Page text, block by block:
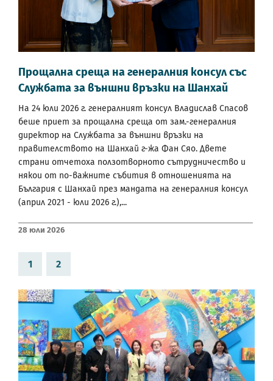
Прощална среща на генералния консул със
Службата за външни връзки на Шанхай
На 24 юли 2026 г. генералният консул Владислав Спасов
беше приет за прощална среща от зам.-генералния
директор на Службата за външни връзки на
правителството на Шанхай г-жа Фан Сяо. Двете
страни отчетоха ползотворното сътрудничество и
някои от по-важните събития в отношенията на
България с Шанхай през мандата на генералния консул
(април 2021 - юли 2026 г.),...
28 Юли 2026
1 2